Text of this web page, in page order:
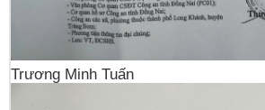
Trương Minh Tuấn